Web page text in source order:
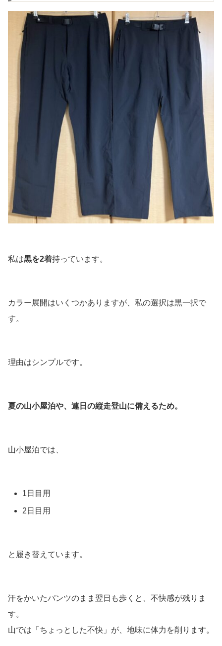
私は黒を2着持っています。
カラー展開はいくつかありますが、私の選択は黒一択で
す。
理由はシンプルです。
夏の山小屋泊や、連日の縦走登山に備えるため。
山小屋泊では、
1日目用
2日目用
と履き替えています。
汗をかいたパンツのまま翌日も歩くと、不快感が残りま
す。
山では「ちょっとした不快」が、地味に体力を削ります。